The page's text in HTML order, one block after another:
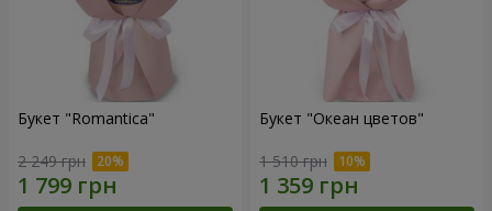
Букет "Romantica"
2 249 грн
Букет "Океан цветов"
1 510 грн